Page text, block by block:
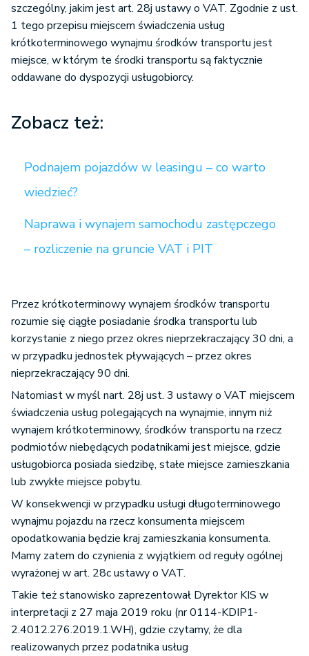
szczególny, jakim jest art. 28j ustawy o VAT. Zgodnie z ust.
1 tego przepisu miejscem świadczenia usług
krótkoterminowego wynajmu środków transportu jest
miejsce, w którym te środki transportu są faktycznie
oddawane do dyspozycji usługobiorcy.
Zobacz też:
Podnajem pojazdów w leasingu – co warto
wiedzieć?
Naprawa i wynajem samochodu zastępczego
– rozliczenie na gruncie VAT i PIT
Przez krótkoterminowy wynajem środków transportu
rozumie się ciągłe posiadanie środka transportu lub
korzystanie z niego przez okres nieprzekraczający 30 dni, a
w przypadku jednostek pływających – przez okres
nieprzekraczający 90 dni.
Natomiast w myśl nart. 28j ust. 3 ustawy o VAT miejscem
świadczenia usług polegających na wynajmie, innym niż
wynajem krótkoterminowy, środków transportu na rzecz
podmiotów niebędących podatnikami jest miejsce, gdzie
usługobiorca posiada siedzibę, stałe miejsce zamieszkania
lub zwykłe miejsce pobytu.
W konsekwencji w przypadku usługi długoterminowego
wynajmu pojazdu na rzecz konsumenta miejscem
opodatkowania będzie kraj zamieszkania konsumenta.
Mamy zatem do czynienia z wyjątkiem od reguły ogólnej
wyrażonej w art. 28c ustawy o VAT.
Takie też stanowisko zaprezentował Dyrektor KIS w
interpretacji z 27 maja 2019 roku (nr 0114-KDIP1-
2.4012.276.2019.1.WH), gdzie czytamy, że dla
realizowanych przez podatnika usług